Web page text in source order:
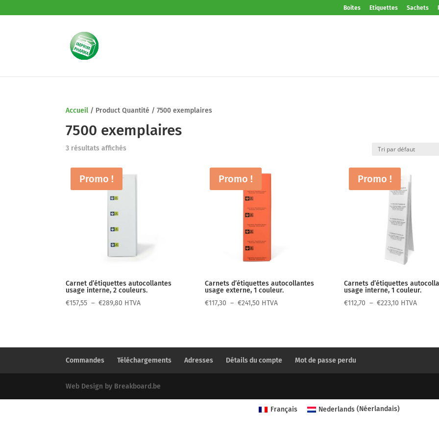
Boites Etiquettes Sachets
Accueil / Product Quantité /7500 exemplaires
7500 exemplaires
3 résultats affichés
Promo !
Carnet d’étiquettes autocollantes
usage interne, 2 couleurs.
€157,55 – €289,80 Plage
à
€289,80
HTVA
Promo !
Carnets d’étiquettes autocollantes
usage externe, 1 couleur.
€117,30 – €241,50Plage
à
€241,50
HTVA
Promo !
Carnets d’étiquettes
usage interne, 1 couleur.
€112,70 – €223,10Plage
à
HTVA
Commandes Téléchargements Adresses Détails du compte Mot de passe perdu
Web Design by Breakboard.be
Français Nederlands (Néerlandais)